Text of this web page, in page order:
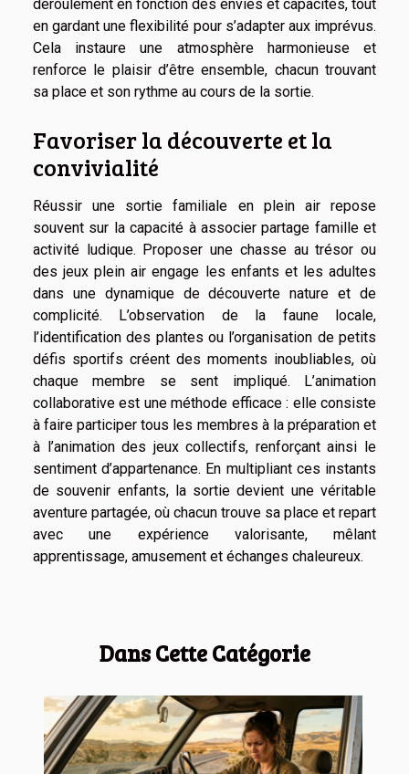
déroulement en fonction des envies et capacités, tout
en gardant une flexibilité pour s’adapter aux imprévus.
Cela instaure une atmosphère harmonieuse et
renforce le plaisir d’être ensemble, chacun trouvant
sa place et son rythme au cours de la sortie.
Favoriser la découverte et la
convivialité
Réussir une sortie familiale en plein air repose
souvent sur la capacité à associer partage famille et
activité ludique. Proposer une chasse au trésor ou
des jeux plein air engage les enfants et les adultes
dans une dynamique de découverte nature et de
complicité. L’observation de la faune locale,
l’identification des plantes ou l’organisation de petits
défis sportifs créent des moments inoubliables, où
chaque membre se sent impliqué. L’animation
collaborative est une méthode efficace : elle consiste
à faire participer tous les membres à la préparation et
à l’animation des jeux collectifs, renforçant ainsi le
sentiment d’appartenance. En multipliant ces instants
de souvenir enfants, la sortie devient une véritable
aventure partagée, où chacun trouve sa place et repart
avec une expérience valorisante, mêlant
apprentissage, amusement et échanges chaleureux.
Dans Cette Catégorie